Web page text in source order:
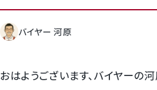
天使音（あまね）マスクメロン
バイヤー 河原
おはようございます、バイヤーの河